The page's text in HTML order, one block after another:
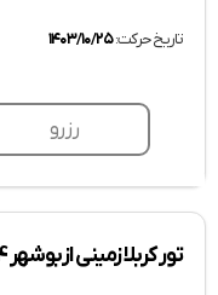
تاریخ حرکت:۱۴۰۳/۱۰/۲۵
رزرو
تور کربلا زمینی از بوشهر 24 دی 1403 – حج و زیارت